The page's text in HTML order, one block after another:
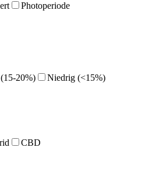
Photoperiode
20%) Niedrig (<15%)
CBD